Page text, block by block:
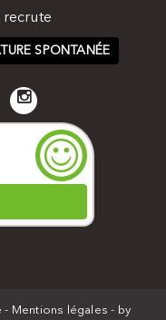
recrute
SPONTANÉE
- Mentions légales - by